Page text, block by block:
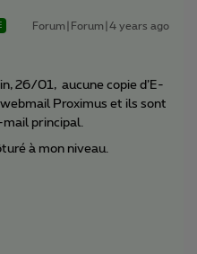
Forum|Forum|4 years ago
26/01, aucune copie d’E-
Proximus et ils sont
mail principal.
à mon niveau.